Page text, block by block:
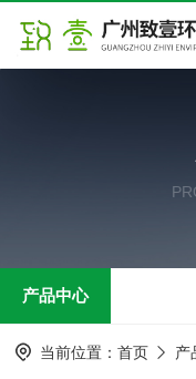
产品中心
当前位置： 首页 产